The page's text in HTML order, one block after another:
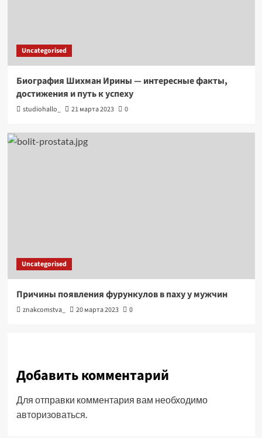
Uncategorised
Биография Шихман Ирины — интересные факты,
достижения и путь к успеху
studiohallo_ 21 марта 2023 0
Uncategorised
Причины появления фурункулов в паху у мужчин
znakcomstva_ 20 марта 2023 0
Добавить комментарий
Для отправки комментария вам необходимо
авторизоваться.